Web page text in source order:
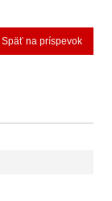
Späť na príspevok